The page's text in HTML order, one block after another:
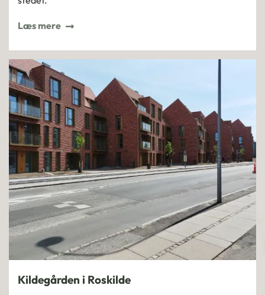
Læs mere
Kildegården i Roskilde